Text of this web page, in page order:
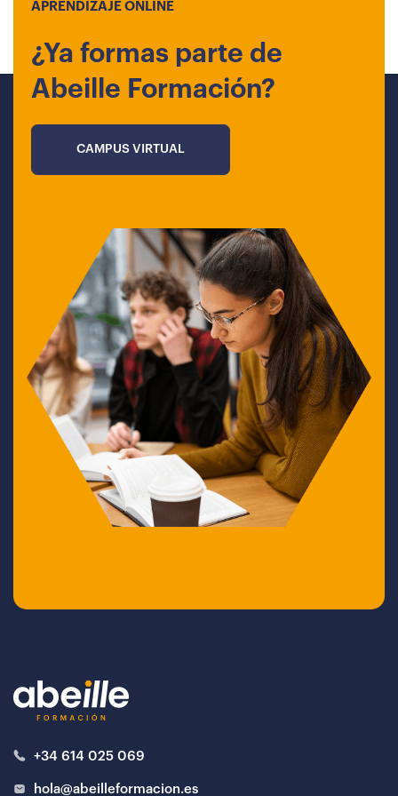
APRENDIZAJE ONLINE
¿Ya formas parte de
Abeille Formación?
CAMPUS VIRTUAL
+34 614 025 069
hola@abeilleformacion.es